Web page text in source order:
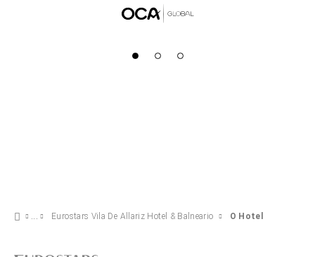
Eurostars Vila De Allariz Hotel & Balneario O Hotel